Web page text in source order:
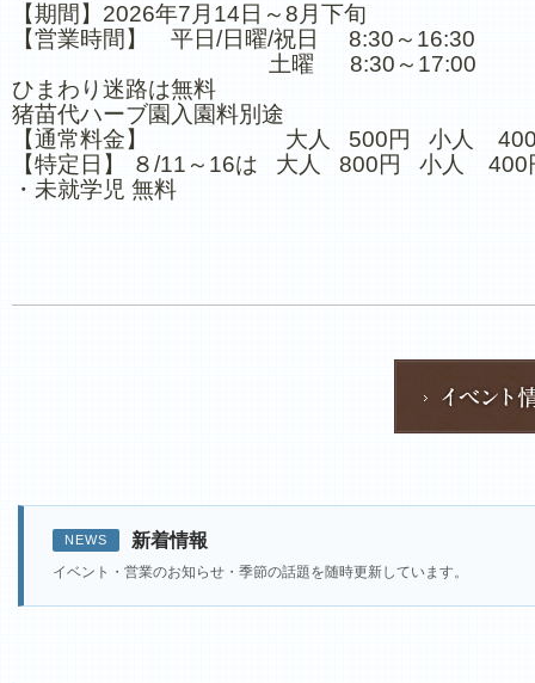
【期間】2026年7月14日～8月下旬
【営業時間】 平日/日曜/祝日 8:30～16:30
土曜 8:30～17:00
ひまわり迷路は無料
猪苗代ハーブ園入園料別途
【通常料金】 大人 500円 小人 400
【特定日】 ８/11～16は 大人 800円 小人 400
・未就学児 無料
NEWS 新着情報
イベント・営業のお知らせ・季節の話題を随時更新しています。